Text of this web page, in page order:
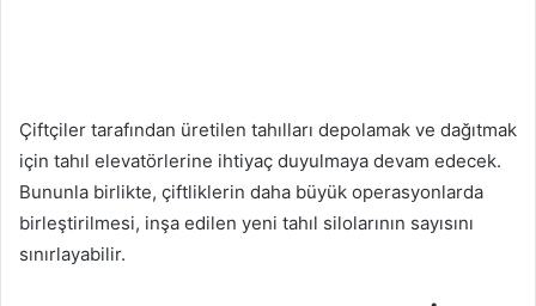
Çiftçiler tarafından üretilen tahılları depolamak ve dağıtmak
için tahıl elevatörlerine ihtiyaç duyulmaya devam edecek.
Bununla birlikte, çiftliklerin daha büyük operasyonlarda
birleştirilmesi, inşa edilen yeni tahıl silolarının sayısını
sınırlayabilir.